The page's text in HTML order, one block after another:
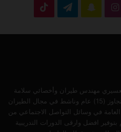
انستقرامسناب تيلقرام
مهندس طيران وأخصائي سلامة
جوية بخبرة عملية تتجاوز (15) عام وناشط في مجال الطيران
في وسائل التواصل الاجتماعي من
افضل وارقى الدورات التدريبية